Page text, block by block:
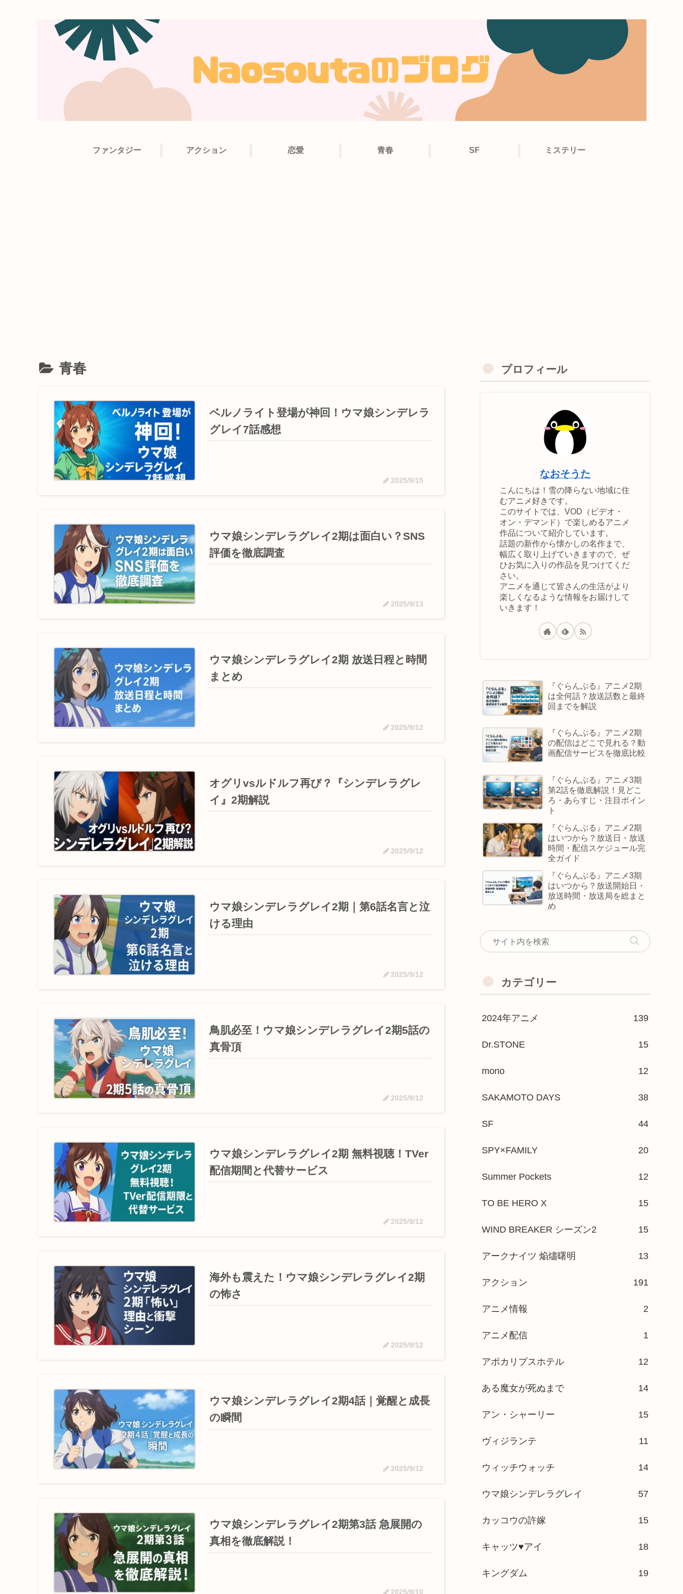
ファンタジー アクション 恋愛 青春 SF ミステリー
青春
ベルノライト登場が神回！ウマ娘シンデレラ
グレイ7話感想
2025/9/15
ウマ娘シンデレラグレイ2期は面白い？SNS
評価を徹底調査
2025/9/13
ウマ娘シンデレラグレイ2期 放送日程と時間
まとめ
2025/9/12
オグリvsルドルフ再び？『シンデレラグレ
イ』2期解説
2025/9/12
ウマ娘シンデレラグレイ2期｜第6話名言と泣
ける理由
2025/9/12
鳥肌必至！ウマ娘シンデレラグレイ2期5話の
真骨頂
2025/9/12
ウマ娘シンデレラグレイ2期 無料視聴！TVer
配信期間と代替サービス
2025/9/12
海外も震えた！ウマ娘シンデレラグレイ2期
の怖さ
2025/9/12
ウマ娘シンデレラグレイ2期4話｜覚醒と成長
の瞬間
2025/9/12
ウマ娘シンデレラグレイ2期第3話 急展開の
真相を徹底解説！
2025/9/10
プロフィール
なおそうた
こんにちは！雪の降らない地域に住
むアニメ好きです。
このサイトでは、VOD（ビデオ・
オン・デマンド）で楽しめるアニメ
作品について紹介しています。
話題の新作から懐かしの名作まで、
幅広く取り上げていきますので、ぜ
ひお気に入りの作品を見つけてくだ
さい。
アニメを通じて皆さんの生活がより
楽しくなるような情報をお届けして
いきます！
『ぐらんぶる』アニメ2期
は全何話？放送話数と最終
回までを解説
『ぐらんぶる』アニメ2期
の配信はどこで見れる？動
画配信サービスを徹底比較
『ぐらんぶる』アニメ3期
第2話を徹底解説！見どこ
ろ・あらすじ・注目ポイン
ト
『ぐらんぶる』アニメ2期
はいつから？放送日・放送
時間・配信スケジュール完
全ガイド
『ぐらんぶる』アニメ3期
はいつから？放送開始日・
放送時間・放送局を総まと
め
カテゴリー
2024年アニメ 139
Dr.STONE 15
mono 12
SAKAMOTO DAYS 38
SF 44
SPY×FAMILY 20
Summer Pockets 12
TO BE HERO X 15
WIND BREAKER シーズン2 15
アークナイツ 焔燼曙明 13
アクション 191
アニメ情報 2
アニメ配信 1
アポカリプスホテル 12
ある魔女が死ぬまで 14
アン・シャーリー 15
ヴィジランテ 11
ウィッチウォッチ 14
ウマ娘シンデレラグレイ 57
カッコウの許嫁 15
キャッツ♥アイ 18
キングダム 19